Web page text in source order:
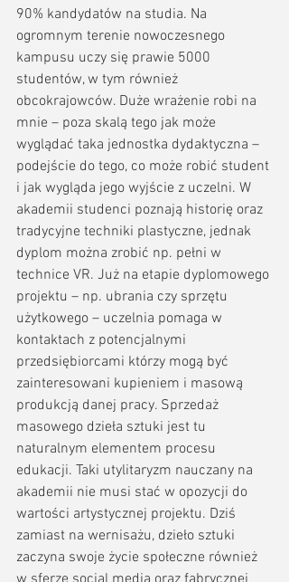
90% kandydatów na studia. Na
ogromnym terenie nowoczesnego
kampusu uczy się prawie 5000
studentów, w tym również
obcokrajowców. Duże wrażenie robi na
mnie – poza skalą tego jak może
wyglądać taka jednostka dydaktyczna –
podejście do tego, co może robić student
i jak wygląda jego wyjście z uczelni. W
akademii studenci poznają historię oraz
tradycyjne techniki plastyczne, jednak
dyplom można zrobić np. pełni w
technice VR. Już na etapie dyplomowego
projektu – np. ubrania czy sprzętu
użytkowego – uczelnia pomaga w
kontaktach z potencjalnymi
przedsiębiorcami którzy mogą być
zainteresowani kupieniem i masową
produkcją danej pracy. Sprzedaż
masowego dzieła sztuki jest tu
naturalnym elementem procesu
edukacji. Taki utylitaryzm nauczany na
akademii nie musi stać w opozycji do
wartości artystycznej projektu. Dziś
zamiast na wernisażu, dzieło sztuki
zaczyna swoje życie społeczne również